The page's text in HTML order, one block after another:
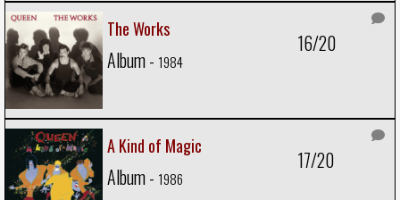
The Works
Album - 1984
16/20
A Kind of Magic
Album - 1986
17/20